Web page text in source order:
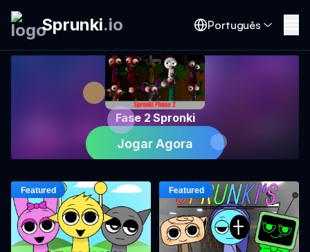
Sprunki.io Português
Fase 2 Spronki
Jogar Agora